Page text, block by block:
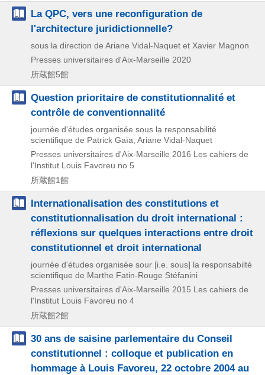
La QPC, vers une reconfiguration de
l'architecture juridictionnelle?
sous la direction de Ariane Vidal-Naquet et Xavier Magnon
Presses universitaires d'Aix-Marseille 2020
所蔵館5館
Question prioritaire de constitutionnalité et
contrôle de conventionnalité
journée d'études organisée sous la responsabilité
scientifique de Patrick Gaïa, Ariane Vidal-Naquet
Presses universitaires d'Aix-Marseille 2016 Les cahiers de
l'Institut Louis Favoreu no 5
所蔵館1館
Internationalisation des constitutions et
constitutionnalisation du droit international :
réflexions sur quelques interactions entre droit
constitutionnel et droit international
journée d'études organisée sour [i.e. sous] la responsabilté
scientifique de Marthe Fatin-Rouge Stéfanini
Presses universitaires d'Aix-Marseille 2015 Les cahiers de
l'Institut Louis Favoreu no 4
所蔵館2館
30 ans de saisine parlementaire du Conseil
constitutionnel : colloque et publication en
hommage à Louis Favoreu, 22 octobre 2004 au